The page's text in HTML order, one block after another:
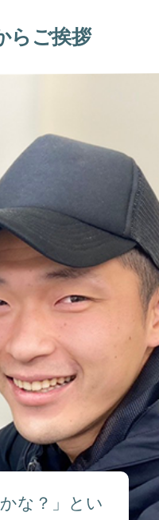
らご挨拶
な？」とい